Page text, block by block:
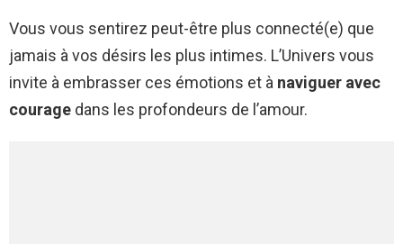
Vous vous sentirez peut-être plus connecté(e) que
jamais à vos désirs les plus intimes. L’Univers vous
invite à embrasser ces émotions et à naviguer avec
courage dans les profondeurs de l’amour.